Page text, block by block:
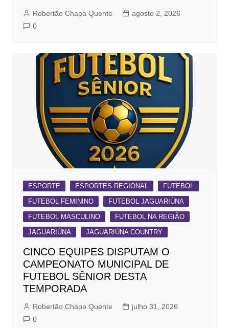
Robertão Chapa Quente
agosto 2, 2026
0
ESPORTE ESPORTES REGIONAL
FUTEBOL
FUTEBOL FEMININO
FUTEBOL JAGUARIÚNA
FUTEBOL MASCULINO
FUTEBOL NA REGIÃO
JAGUARIÚNA
JAGUARIÚNA COUNTRY
CINCO EQUIPES DISPUTAM O
CAMPEONATO MUNICIPAL DE
FUTEBOL SÊNIOR DESTA
TEMPORADA
Robertão Chapa Quente
julho 31, 2026
0